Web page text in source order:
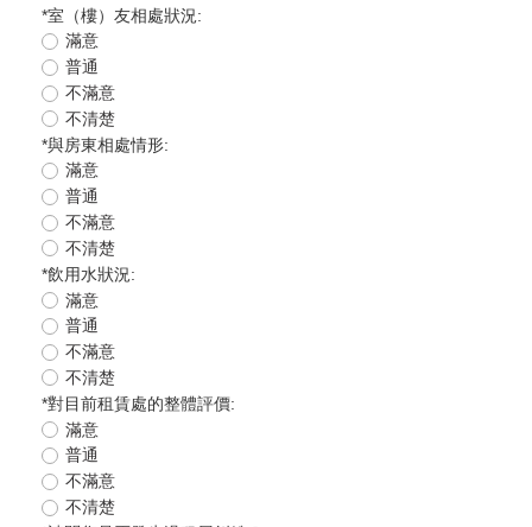
*室（樓）友相處狀況:
滿意
普通
不滿意
不清楚
*與房東相處情形:
滿意
普通
不滿意
不清楚
*飲用水狀況:
滿意
普通
不滿意
不清楚
*對目前租賃處的整體評價:
滿意
普通
不滿意
不清楚